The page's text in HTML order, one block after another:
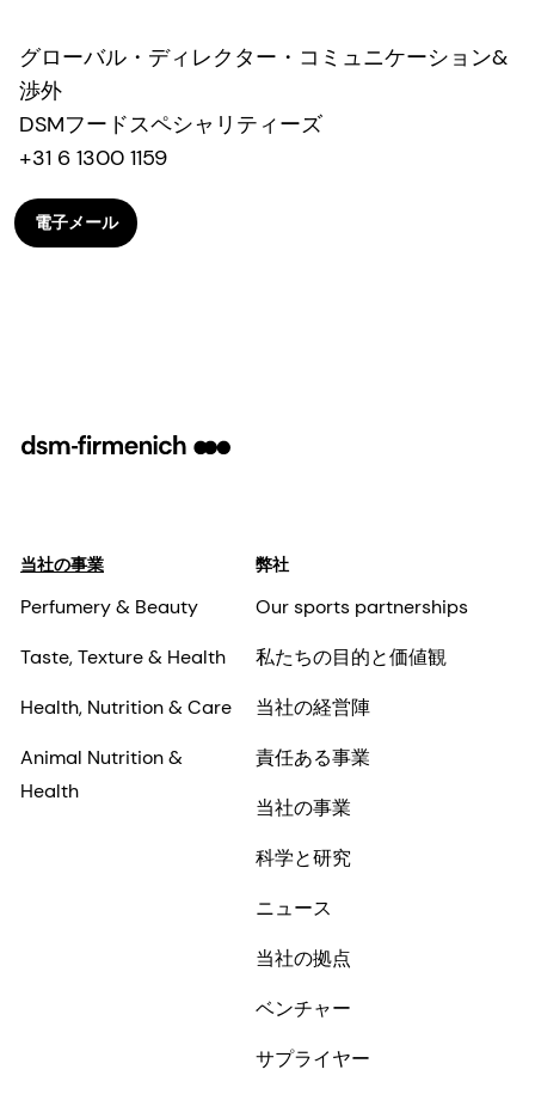
グローバル・ディレクター・コミュニケーション&
渉外
DSMフードスペシャリティーズ
+31 6 1300 1159
電子メール
当社の事業
Perfumery & Beauty
Taste, Texture & Health
Health, Nutrition & Care
Animal Nutrition &
Health
弊社
Our sports partnerships
私たちの目的と価値観
当社の経営陣
責任ある事業
当社の事業
科学と研究
ニュース
当社の拠点
ベンチャー
サプライヤー